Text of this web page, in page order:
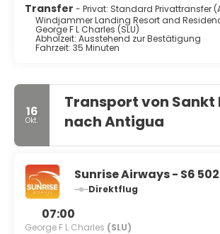
Transfer - Privat: Standard Privattransfer
Windjammer Landing Resort and
George F L Charles (SLU)
Abholzeit: Ausstehend zur Bestätigung
Fahrzeit: 35 Minuten
16
Okt.
Transport von Sankt
nach Antigua
Sunrise Airways - S6 502
Direktflug
07:00
George F L Charles (SLU)